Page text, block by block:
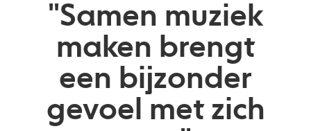
"Samen muziek
maken brengt
een bijzonder
gevoel met zich